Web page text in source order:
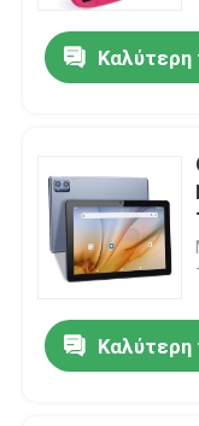
Σχετικά με εμάς
Ποιοτικός
επαφή
Νέα
Καλύτερη
Καλύτερη